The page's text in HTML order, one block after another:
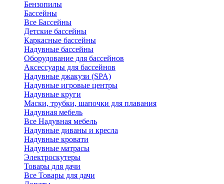
Бензопилы
Бассейны
Все Бассейны
Детские бассейны
Каркасные бассейны
Надувные бассейны
Оборудование для бассейнов
Аксессуары для бассейнов
Надувные джакузи (SPA)
Надувные игровые центры
Надувные круги
Маски, трубки, шапочки для плавания
Надувная мебель
Все Надувная мебель
Надувные диваны и кресла
Надувные кровати
Надувные матрасы
Электроскутеры
Товары для дачи
Все Товары для дачи